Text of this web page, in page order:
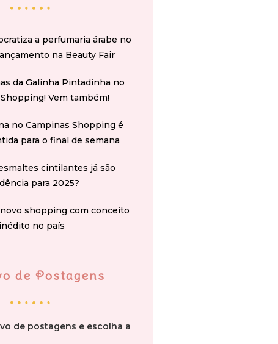
a perfumaria árabe no
na Beauty Fair
da Galinha Pintadinha no
Vem também!
no Campinas Shopping é
para o final de semana
cintilantes já são
para 2025?
shopping com conceito
inédito no país
de Postagens
de postagens e escolha a